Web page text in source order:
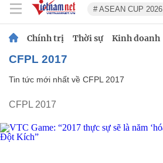
# ASEAN CUP 2026
Chính trị Thời sự Kinh doanh
CFPL 2017
Tin tức mới nhất về CFPL 2017
CFPL 2017